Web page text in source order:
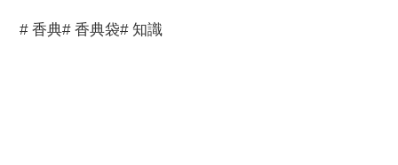
# 香典# 香典袋# 知識